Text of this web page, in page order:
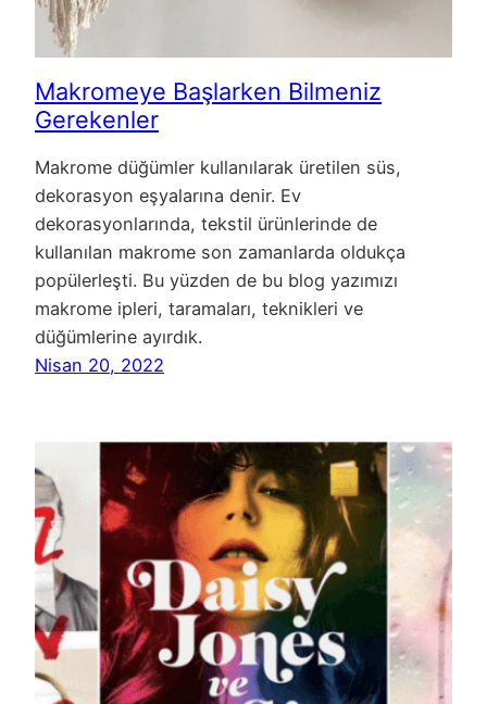
Makromeye Başlarken Bilmeniz
Gerekenler
Makrome düğümler kullanılarak üretilen süs,
dekorasyon eşyalarına denir. Ev
dekorasyonlarında, tekstil ürünlerinde de
kullanılan makrome son zamanlarda oldukça
popülerleşti. Bu yüzden de bu blog yazımızı
makrome ipleri, taramaları, teknikleri ve
düğümlerine ayırdık.
Nisan 20, 2022